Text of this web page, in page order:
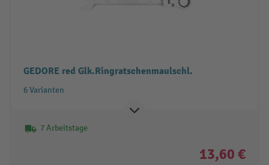
GEDORE red Glk.Ringratschenmaulschl.
6 Varianten
7 Arbeitstage
13,60 €